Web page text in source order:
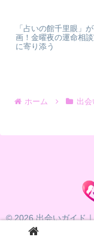
「占いの館千里眼」
画！金曜夜の運命相
に寄り添う
ホーム 出会
© 2026 出会いガイド